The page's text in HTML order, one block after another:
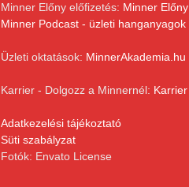
Minner Előny előfizetés: Minner Előny
Minner Podcast - üzleti hanganyagok
Üzleti oktatások: MinnerAkademia.hu
Karrier - Dolgozz a Minnernél: Karrier
Adatkezelési tájékoztató
Süti szabályzat
Fotók: Envato License